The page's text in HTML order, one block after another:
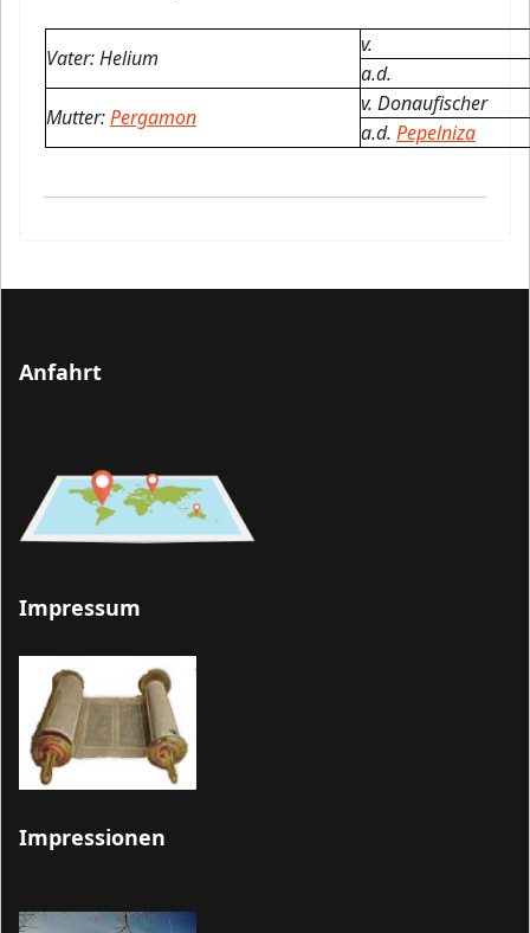
Vater: Helium
v.
a.d.
Mutter:Pergamon
v. Donaufischer
a.d. Pepelniza
Anfahrt
Impressum
Impressionen